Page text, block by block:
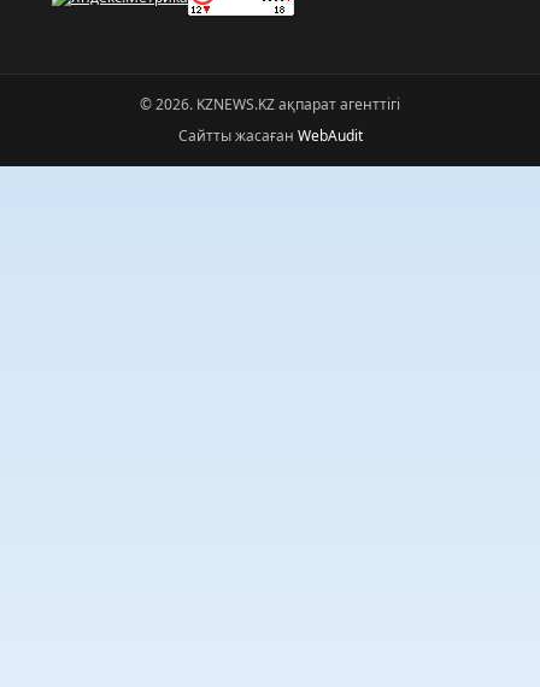
© 2026. KZNEWS.KZ ақпарат агенттігі
Сайтты жасаған WebAudit